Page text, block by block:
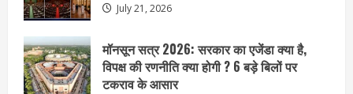
July 21, 2026
मॉनसून सत्र 2026: सरकार का एजेंडा क्या है,
विपक्ष की रणनीति क्या होगी ? 6 बड़े बिलों पर
टकराव के आसार